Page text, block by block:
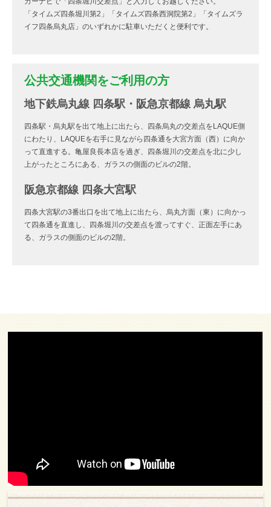
「タイムズ四条堀川第2」「タイムズ四条西洞院第2」「タイムズラ
イフ四条烏丸店」のいずれかに駐車いただくと便利です。
公共交通機関をご利用の方
地下鉄烏丸線 四条駅・阪急京都線 烏丸駅
四条駅・烏丸駅を出て地上に出たら、四条烏丸の交差点をLAQUE側
にわたり、LAQUEを右手に見ながら四条通を大宮方面（西）に向か
って直進する。亀屋良長本店を過ぎ、四条堀川の交差点を北に少し
上がったところにある、ガラスの側面のビルの2階。
阪急京都線 四条大宮駅
四条大宮駅の3番出口を出て地上に出たら、烏丸方面（東）に向かっ
て四条通を直進し、四条堀川の交差点を渡ってすぐ、正面左手にあ
る、ガラスの側面のビルの2階。